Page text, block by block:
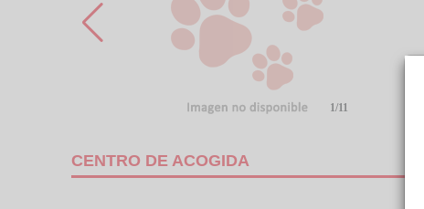
1/11
CENTRO DE ACOGIDA